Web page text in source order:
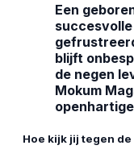
Een
blijft
de negen
Mokum
Hoe kijk jij tegen